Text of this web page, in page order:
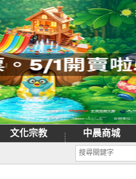
文化宗教 中晨商城